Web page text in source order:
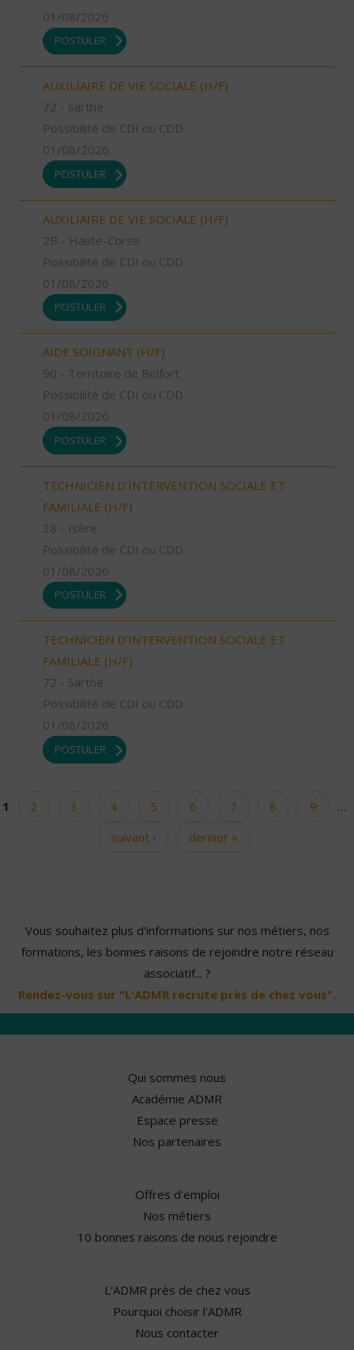
01/08/2026
POSTULER
AUXILIAIRE DE VIE SOCIALE (H/F)
72 - Sarthe
Possibilité de CDI ou CDD
01/08/2026
POSTULER
AUXILIAIRE DE VIE SOCIALE (H/F)
2B - Haute-Corse
Possibilité de CDI ou CDD
01/08/2026
POSTULER
AIDE SOIGNANT (H/F)
90 - Territoire de Belfort
Possibilité de CDI ou CDD
01/08/2026
POSTULER
TECHNICIEN D’INTERVENTION SOCIALE ET
FAMILIALE (H/F)
38 - Isère
Possibilité de CDI ou CDD
01/08/2026
POSTULER
TECHNICIEN D’INTERVENTION SOCIALE ET
FAMILIALE (H/F)
72 - Sarthe
Possibilité de CDI ou CDD
01/08/2026
POSTULER
Pages
1 2 3 4 5 6 7 8 9
…
suivant ›
dernier »
Vous souhaitez plus d'informations sur nos métiers, nos
formations, les bonnes raisons de rejoindre notre réseau
associatif... ?
Rendez-vous sur "L'ADMR recrute près de chez vous".
Qui sommes nous
Académie ADMR
Espace presse
Nos partenaires
Offres d'emploi
Nos métiers
10 bonnes raisons de nous rejoindre
L'ADMR près de chez vous
Pourquoi choisir l'ADMR
Nous contacter